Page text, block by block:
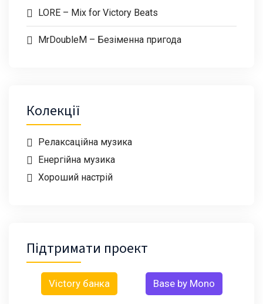
LORE – Mix for Victory Beats
MrDoubleM – Безіменна пригода
Колекції
Релаксаційна музика
Енергійна музика
Хороший настрій
Підтримати проект
Victory банка Base by Mono